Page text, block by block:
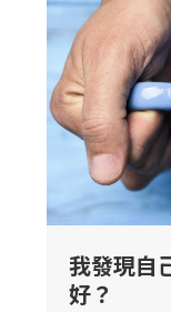
我發現自
好？